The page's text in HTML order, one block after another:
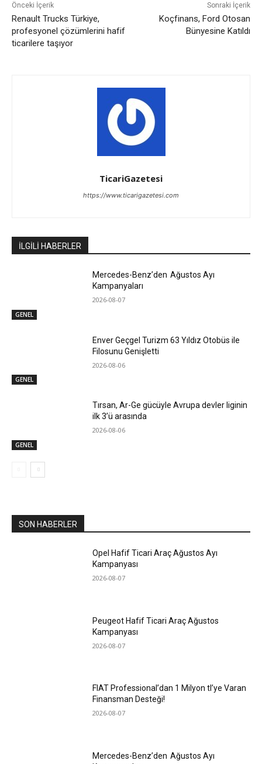
Önceki İçerik
Renault Trucks Türkiye,
profesyonel çözümlerini hafif
ticarilere taşıyor
Sonraki İçerik
Koçfinans, Ford Otosan
Bünyesine Katıldı
TicariGazetesi
https://www.ticarigazetesi.com
İLGİLİ HABERLER
GENEL
Mercedes-Benz’den Ağustos Ayı
Kampanyaları
2026-08-07
GENEL
Enver Geçgel Turizm 63 Yıldız Otobüs ile
Filosunu Genişletti
2026-08-06
GENEL
Tırsan, Ar-Ge gücüyle Avrupa devler liginin
ilk 3’ü arasında
2026-08-06
SON HABERLER
Opel Hafif Ticari Araç Ağustos Ayı
Kampanyası
2026-08-07
Peugeot Hafif Ticari Araç Ağustos
Kampanyası
2026-08-07
FIAT Professional’dan 1 Milyon tl’ye Varan
Finansman Desteği!
2026-08-07
Mercedes-Benz’den Ağustos Ayı